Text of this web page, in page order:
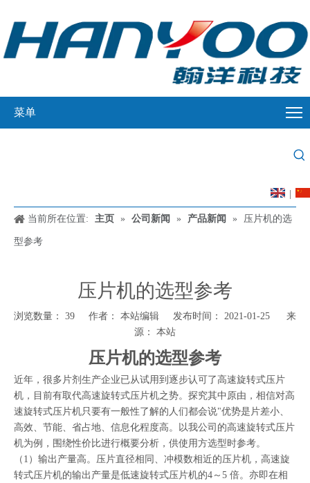
菜单
当前所在位置: 主页 » 公司新闻 » 产品新闻 » 压片机的选
型参考
压片机的选型参考
浏览数量： 39 作者： 本站编辑 发布时间： 2021-01-25 来
源： 本站
["wechat","weibo","qzone","douban","email"]
压片机的选型参考
近年，很多片剂生产企业已从试用到逐步认可了高速旋转式压片
机，目前有取代高速旋转式压片机之势。探究其中原由，相信对高
速旋转式压片机只要有一般性了解的人们都会说"优势是片差小、
高效、节能、省占地、信息化程度高。以我公司的高速旋转式压片
机为例，围绕性价比进行概要分析，供使用方选型时参考。
（1）输出产量高。压片直径相同、冲模数相近的压片机，高速旋
转式压片机的输出产量是低速旋转式压片机的4～5 倍。亦即在相